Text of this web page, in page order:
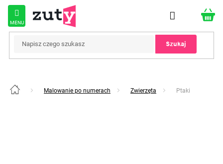
Przejść
treści
Szukaj
Home Malowanie po numerach Zwierzęta Ptaki